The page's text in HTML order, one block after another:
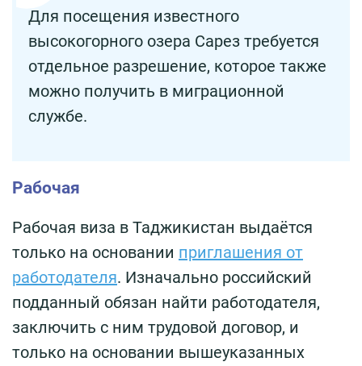
Для посещения известного
высокогорного озера Сарез требуется
отдельное разрешение, которое также
можно получить в миграционной
службе.
Рабочая
Рабочая виза в Таджикистан выдаётся
только на основании приглашения от
работодателя. Изначально российский
подданный обязан найти работодателя,
заключить с ним трудовой договор, и
только на основании вышеуказанных